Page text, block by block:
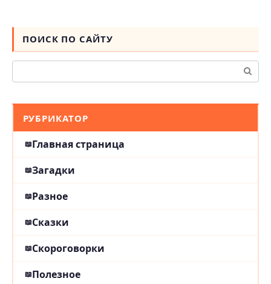
ПОИСК ПО САЙТУ
Поиск:
РУБРИКАТОР
Главная страница
Загадки
Разное
Сказки
Скороговорки
Полезное